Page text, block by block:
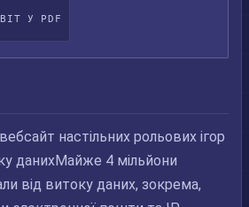
У PDF
настільних рольових ігор
данихМайже 4 мільйони
від витоку даних, зокрема,